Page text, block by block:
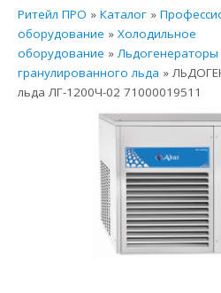
Ритейл ПРО »Каталог »
оборудование »Холодильное
оборудование »Льдогенераторы
гранулированного льда »
льда ЛГ-1200Ч-02 71000019511